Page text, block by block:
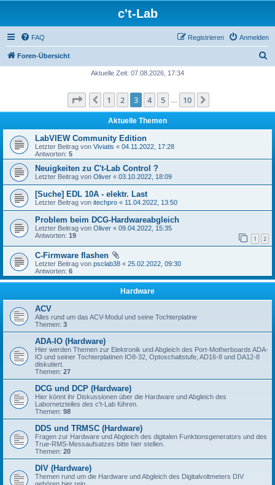
c't-Lab
FAQ Anmelden
Registrieren
Foren-Übersicht
e
Aktuelle Zeit: 07.08.2026, 17:34
Seite von
Vorherige
1 2 3 4 5 10
Aktuelle Themen
LabVIEW Community Edition
Letzter Beitrag von Viviatis « 04.11.2022, 17:28
Antworten: 5
Neuigkeiten zu C't-Lab Control ?
Letzter Beitrag von Oliver « 03.10.2022, 18:09
[Suche] EDL 10A - elektr. Last
Letzter Beitrag von itechpro « 11.04.2022, 13:50
Problem beim DCG-Hardwareabgleich
Letzter Beitrag von Oliver « 09.04.2022, 15:35
Antworten: 19 1 2
C-Firmware flashen
Letzter Beitrag von psclab38 « 25.02.2022, 09:30
Antworten: 6
Hardware
ACV
Alles rund um das ACV-Modul und seine Tochterplatine
Themen: 3
ADA-IO (Hardware)
Hier werden Themen zur Elektronik und Abgleich des Port-Motherboards ADA-
IO und seiner Tochterplatinen IO8-32, Optoschaltstufe, AD16-8 und DA12-8
diskutiert.
Themen: 27
DCG und DCP (Hardware)
Hier könnt ihr Diskussionen über die Hardware und Abgleich des
Labornetzteiles des c't-Lab führen.
Themen: 98
DDS und TRMSC (Hardware)
Fragen zur Hardware und Abgleich des digitalen Funktionsgenerators und des
True-RMS-Messaufsatzes bitte hier stellen.
Themen: 20
DIV (Hardware)
Themen rund um die Hardware und Abgleich des Digitalvoltmeters DIV